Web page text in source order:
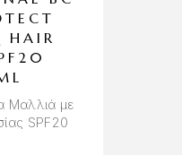
HAIR
Μαλλιά με
SPF20